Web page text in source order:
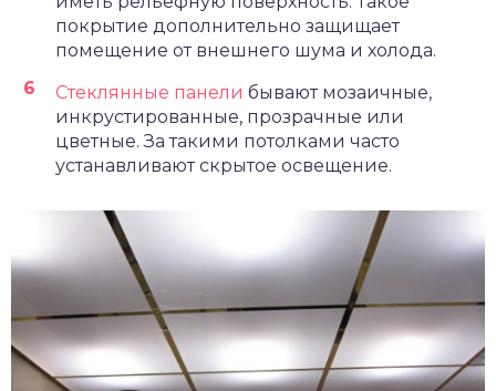
покрытие дополнительно защищает
помещение от внешнего шума и холода.
Стеклянные панели бывают мозаичные,
инкрустированные, прозрачные или
цветные. За такими потолками часто
устанавливают скрытое освещение.